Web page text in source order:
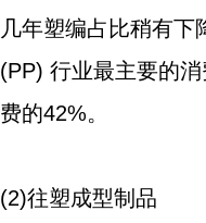
几年塑编占比稍有
(PP) 行业最主要的
费的42%。
(2)往塑成型制品